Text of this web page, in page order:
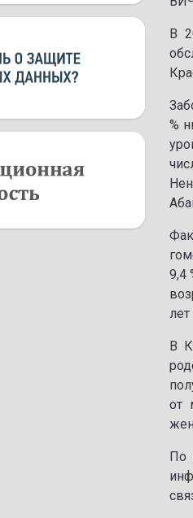
В
%
9,4
лет
В
от
По